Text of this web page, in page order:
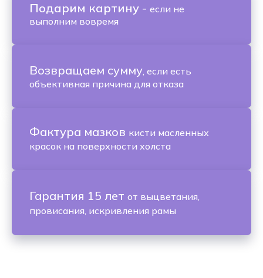
Подарим картину - если не
выполним вовремя
Возвращаем сумму, если есть
объективная причина для отказа
Фактура мазков кисти масленных
красок на поверхности холста
Гарантия 15 лет от выцветания,
провисания, искривления рамы